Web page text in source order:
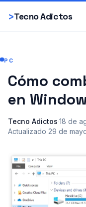
>Tecno Adictos
Smartphones
PC
Cómo
en
Tecno Adictos·18 de
Actualizado 29 de